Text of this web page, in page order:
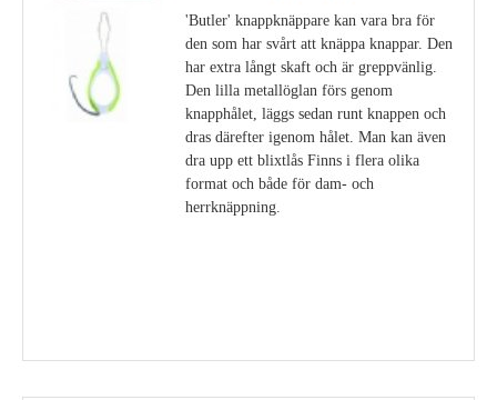
'Butler' knappknäppare kan vara bra för
den som har svårt att knäppa knappar. Den
har extra långt skaft och är greppvänlig.
Den lilla metallöglan förs genom
knapphålet, läggs sedan runt knappen och
dras därefter igenom hålet. Man kan även
dra upp ett blixtlås Finns i flera olika
format och både för dam- och
herrknäppning.